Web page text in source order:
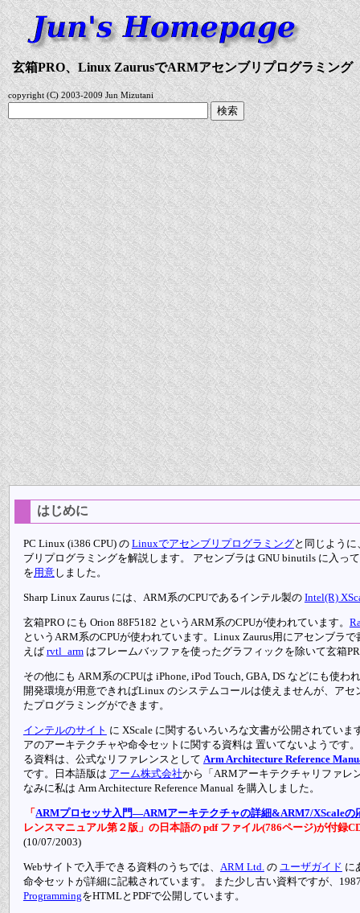
玄箱PRO、Linux ZaurusでARMアセンブリプログラミング
copyright (C) 2003-2009 Jun Mizutani
はじめに
PC Linux (i386 CPU) の Linuxでアセンブリプログラミングと同じよう
ブリプログラミングを解説します。 アセンブラは GNU binutils に入っ
を用意しました。
Sharp Linux Zaurus には、ARM系のCPUであるインテル製の Intel(R)
玄箱PRO にも Orion 88F5182 というARM系のCPUが使われています。
というARM系のCPUが使われています。Linux Zaurus用にアセンブラ
えば rvtl_armはフレームバッファを使ったグラフィックを除いて玄箱
その他にも ARM系のCPUは iPhone, iPod Touch, GBA, DS などにも使わ
開発環境が用意できればLinux のシステムコールは使えませんが、アセ
たプログラミングができます。
インテルのサイト に XScale に関するいろいろな文書が公開されていま
アのアーキテクチャや命令セットに関する資料は 置いてないようです
る資料は、公式なリファレンスとして Arm Architecture Reference
です。日本語版は アーム株式会社から「ARMアーキテクチャリファレ
なみに私は Arm Architecture Reference Manual を購入しました。
「ARMプロセッサ入門—ARMアーキテクチャの詳細&ARM7/XScaleの
レンスマニュアル第２版」の日本語の pdf ファイル(786ページ)が付録
(10/07/2003)
Webサイトで入手できる資料のうちでは、 ARM Ltd. の ユーザガイド に
命令セットが詳細に記載されています。 また少し古い資料ですが、
ProgrammingをHTMLとPDFで公開しています。